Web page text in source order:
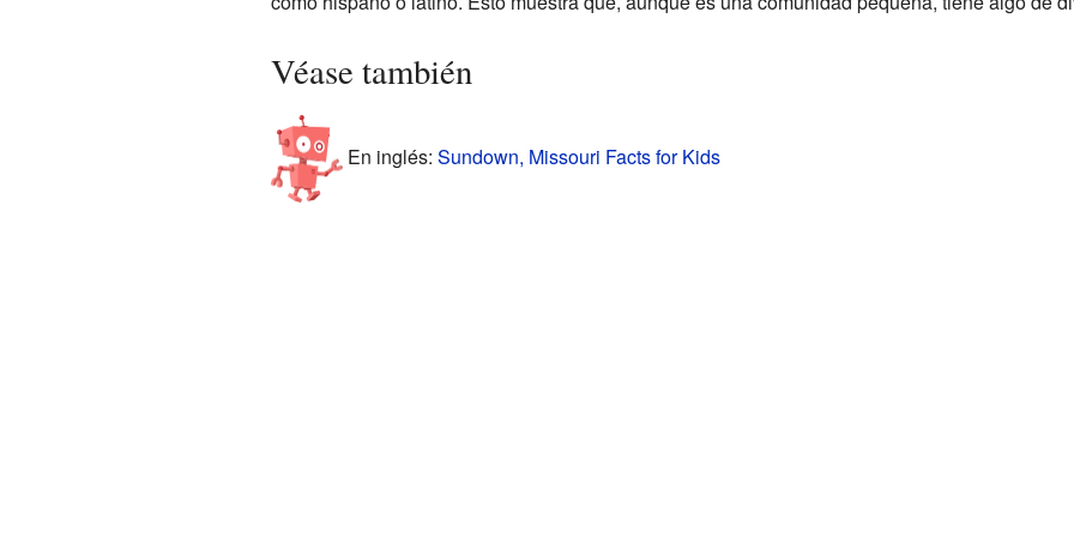
Véase también
En inglés: Sundown, Missouri Facts for Kids